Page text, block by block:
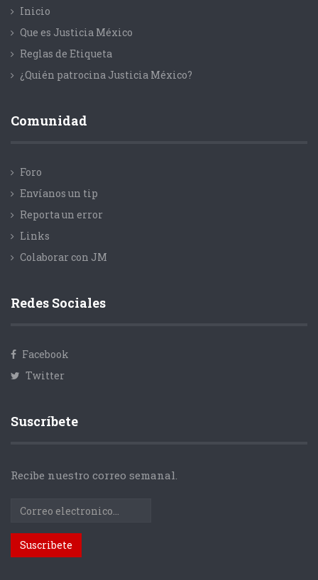
Inicio
Que es Justicia México
Reglas de Etiqueta
¿Quién patrocina Justicia México?
Comunidad
Foro
Envíanos un tip
Reporta un error
Links
Colaborar con JM
Redes Sociales
Facebook
Twitter
Suscríbete
Recibe nuestro correo semanal.